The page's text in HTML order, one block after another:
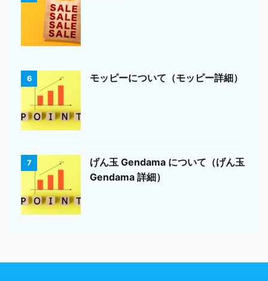
6 モッピーについて（モッピー詳細）
7
げん玉 Gendama について（げん玉
Gendama 詳細）